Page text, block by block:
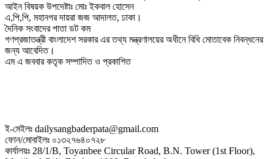
আইন বিষয়ক উপদেষ্টাঃ মোঃ ইকবাল হোসেন
এ,পি,পি, মহানগর দায়রা জজ আদালত, ঢাকা।
দৈনিক সংবাদের পাতা ডট কম
গণপ্রজাতন্ত্রী বাংলাদেশ সরকার এর তথ্য মন্ত্রণালয়ের অধীনে বিধি মোতাবেক নিবন্ধনের
জন্য আবেদিত।
এম এ জববার কতৃক সম্পাদিত ও প্রকাশিত
ই-মেইলঃ dailysangbaderpata@gmail.com
ফোন/মোবাইলঃ ০১৩২৭৬৪০৭২৮
কার্যালয়ঃ 28/1/B, Toyanbee Circular Road, B.N. Tower (1st Floor),